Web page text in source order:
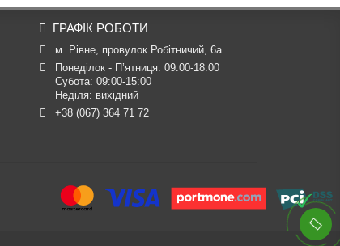
ГРАФІК РОБОТИ
м. Рівне, провулок Робітничий, 6а
Понеділок - П’ятниця: 09:00-18:00
Субота: 09:00-15:00
Неділя: вихідний
+38 (067) 364 71 72